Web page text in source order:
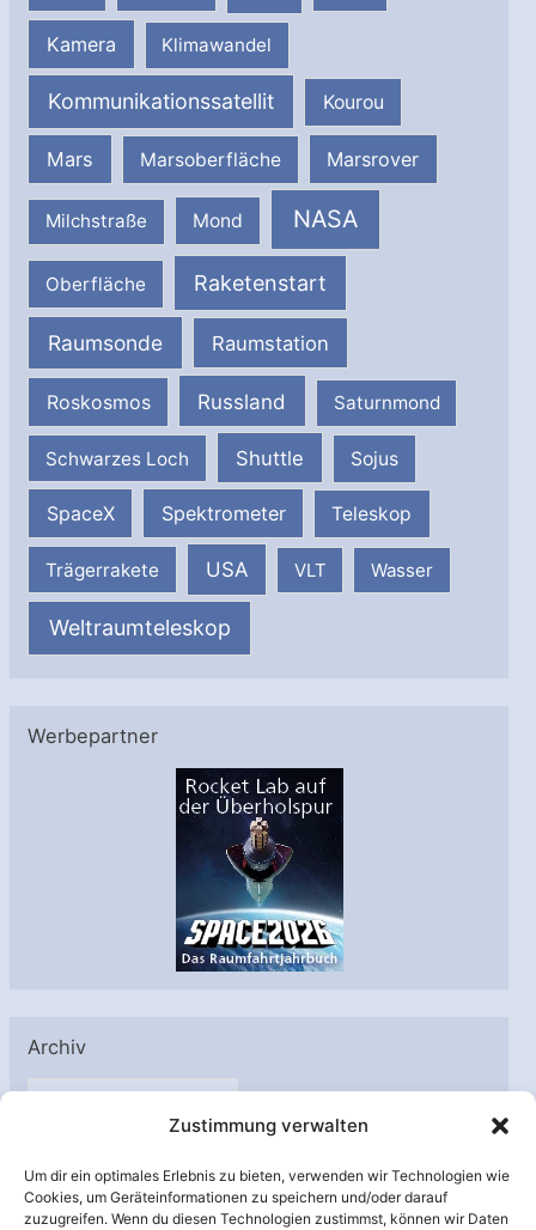
Zustimmung verwalten
Um dir ein optimales Erlebnis zu bieten, verwenden wir Technologien wie
Cookies, um Geräteinformationen zu speichern und/oder darauf
zuzugreifen. Wenn du diesen Technologien zustimmst, können wir Daten
Kamera Klimawandel
Kommunikationssatellit Kourou
Mars Marsoberfläche Marsrover
Milchstraße Mond NASA
Oberfläche Raketenstart
Raumsonde Raumstation
Roskosmos Russland Saturnmond
Schwarzes Loch Shuttle Sojus
SpaceX Spektrometer Teleskop
Trägerrakete USA VLT Wasser
Weltraumteleskop
Werbepartner
Archiv
A
h
i
Unterstützt von: